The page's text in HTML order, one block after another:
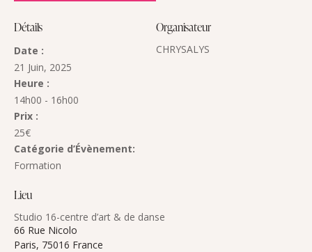
Détails
Date :
21 Juin, 2025
Heure :
14h00 - 16h00
Prix :
25€
Catégorie d’Évènement:
Formation
Lieu
Studio 16-centre d’art & de danse
66 Rue Nicolo
Paris, 75016 France
Organisateur
CHRYSALYS